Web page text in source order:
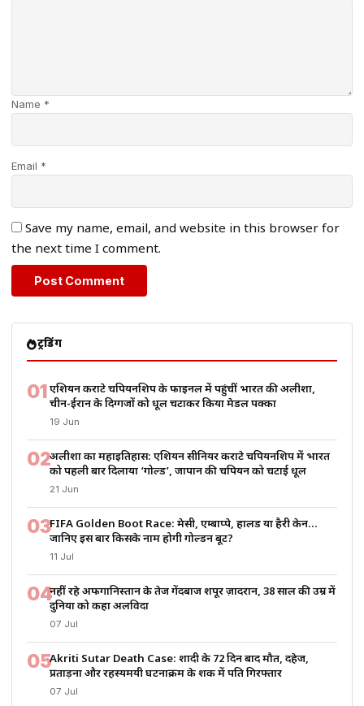
Name *
Email *
Save my name, email, and website in this browser for
the next time I comment.
ट्रेंडिंग
01एशियन कराटे चैंपियनशिप के फाइनल में पहुंचीं भारत की अलीशा,
चीन-ईरान के दिग्गजों को धूल चटाकर किया मेडल पक्का
19 Jun
02अलीशा का महाइतिहास: एशियन सीनियर कराटे चैंपियनशिप में भारत
को पहली बार दिलाया ‘गोल्ड’, जापान की चैंपियन को चटाई धूल
21 Jun
03FIFA Golden Boot Race: मेसी, एम्बाप्पे, हालैंड या हैरी केन…
जानिए इस बार किसके नाम होगी गोल्डन बूट?
11 Jul
04नहीं रहे अफगानिस्तान के तेज गेंदबाज शपूर ज़ादरान, 38 साल की उम्र में
दुनिया को कहा अलविदा
07 Jul
05Akriti Sutar Death Case: शादी के 72 दिन बाद मौत, दहेज,
प्रताड़ना और रहस्यमयी घटनाक्रम के शक में पति गिरफ्तार
07 Jul